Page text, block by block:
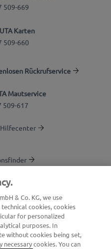
509-669
Karten
509-660
Rückrufservice
Mautservice
509-617
Hilfecenter
& Co. KG, we use
cookies, cookies
for personalized
purposes. In
without cookies being set,
cookies. You can